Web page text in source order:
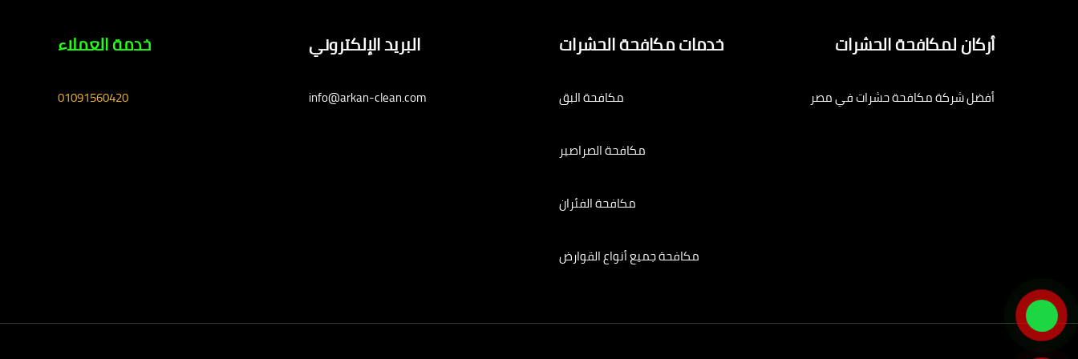
أركان لمكافحة الحشرات
أفضل شركة مكافحة حشرات في مصر
خدمات مكافحة الحشرات
مكافحة البق
مكافحة الصراصير
مكافحة الفئران
مكافحة جميع أنواع القوارض
البريد الإلكتروني
info@arkan-clean.com
خدمة العملاء
01091560420